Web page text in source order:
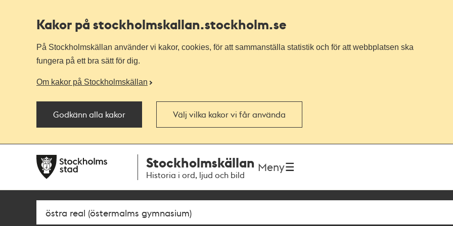
Kakor på stockholmskallan.stockholm.se
På Stockholmskällan använder vi kakor, cookies, för att sammanställa statistik och för att webbplatsen ska
fungera på ett bra sätt för dig.
Om kakor på Stockholmskällan
Godkänn alla kakor Välj vilka kakor vi får använda
navigationen
huvudinnehållet
Stockholmskällan
Historia i ord, ljud och bild
Meny
Sök